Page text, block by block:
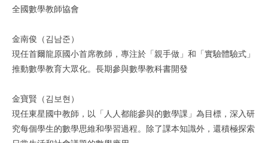
全國數學教師協會
金南俊（김남준）
現任首爾龍原國小首席教師，專注於「親手做」和「實驗體驗式」
推動數學教育大眾化。長期參與數學教科書開發
金寶賢（김보현）
現任東星國中教師，以「人人都能參與的數學課」為目標，深入研
究每個學生的數學思維和學習過程。除了課本知識外，還積極探索